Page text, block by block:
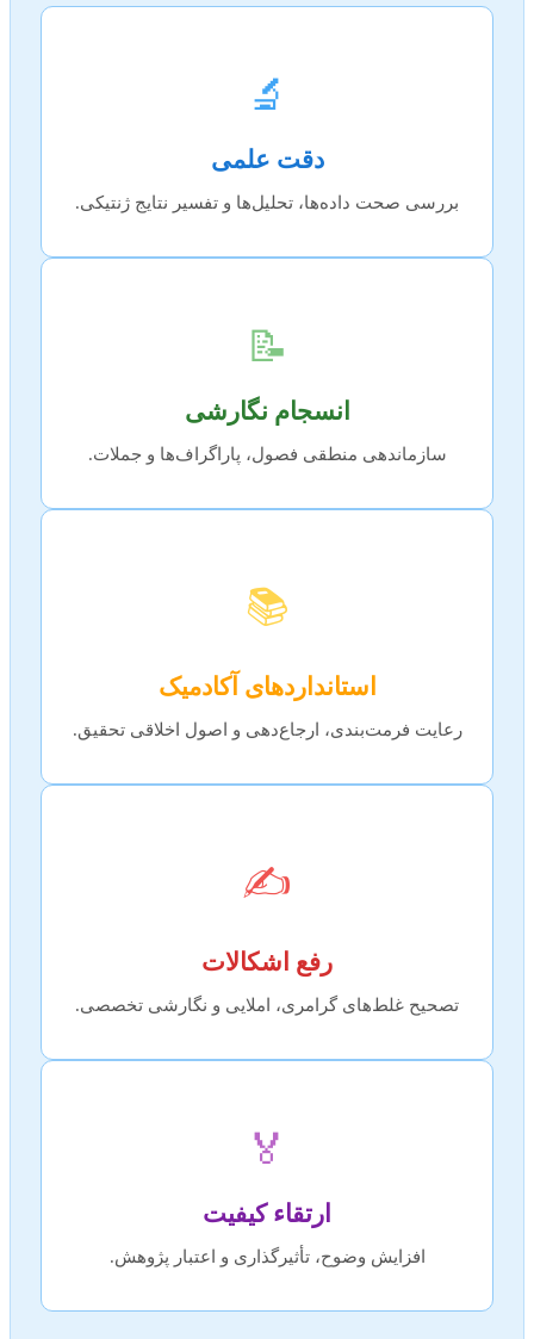
🔬
دقت علمی
بررسی صحت داده‌ها، تحلیل‌ها و تفسیر نتایج ژنتیکی.
📝
انسجام نگارشی
سازماندهی منطقی فصول، پاراگراف‌ها و جملات.
📚
استانداردهای آکادمیک
رعایت فرمت‌بندی، ارجاع‌دهی و اصول اخلاقی تحقیق.
✍️
رفع اشکالات
تصحیح غلط‌های گرامری، املایی و نگارشی تخصصی.
🏅
ارتقاء کیفیت
افزایش وضوح، تأثیرگذاری و اعتبار پژوهش.